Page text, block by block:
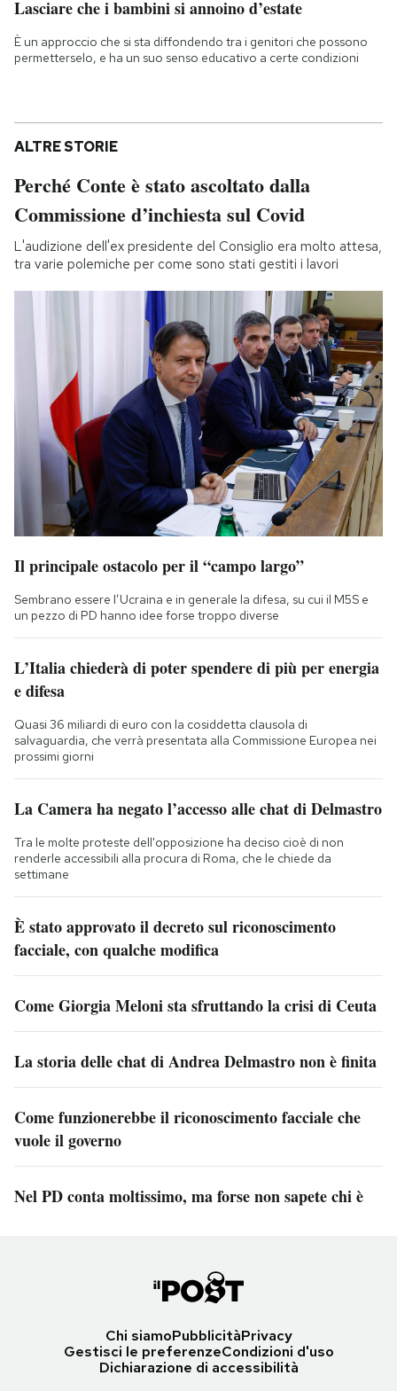
Lasciare che i bambini si annoino d’estate
È un approccio che si sta diffondendo tra i genitori che possono
permetterselo, e ha un suo senso educativo a certe condizioni
ALTRE STORIE
Perché Conte è stato ascoltato dalla
Commissione d’inchiesta sul Covid
L'audizione dell'ex presidente del Consiglio era molto attesa,
tra varie polemiche per come sono stati gestiti i lavori
Il principale ostacolo per il “campo largo”
Sembrano essere l’Ucraina e in generale la difesa, su cui il M5S e
un pezzo di PD hanno idee forse troppo diverse
L’Italia chiederà di poter spendere di più per energia
e difesa
Quasi 36 miliardi di euro con la cosiddetta clausola di
salvaguardia, che verrà presentata alla Commissione Europea nei
prossimi giorni
La Camera ha negato l’accesso alle chat di Delmastro
Tra le molte proteste dell'opposizione ha deciso cioè di non
renderle accessibili alla procura di Roma, che le chiede da
settimane
È stato approvato il decreto sul riconoscimento
facciale, con qualche modifica
Come Giorgia Meloni sta sfruttando la crisi di Ceuta
La storia delle chat di Andrea Delmastro non è finita
Come funzionerebbe il riconoscimento facciale che
vuole il governo
Nel PD conta moltissimo, ma forse non sapete chi è
Chi siamoPubblicitàPrivacy
Gestisci le preferenzeCondizioni d'uso
Dichiarazione di accessibilità